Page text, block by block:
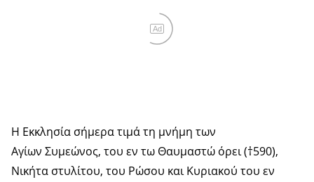
Ad
Η Εκκλησία σήμερα τιμά τη μνήμη των
Αγίων Συμεώνος, του εν τω Θαυμαστώ όρει (†590),
Νικήτα στυλίτου, του Ρώσου και Κυριακού του εν